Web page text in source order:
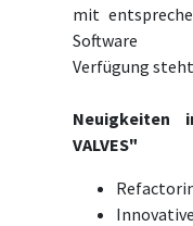
mit
Software
Verfügung
Neuigkeiten
VALVES"